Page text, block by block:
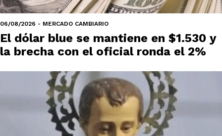
06/08/2026 - MERCADO CAMBIARIO
El dólar blue se mantiene en $1.530 y
la brecha con el oficial ronda el 2%